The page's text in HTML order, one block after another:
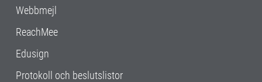
Webbmejl
ReachMee
Edusign
Protokoll och beslutslistor